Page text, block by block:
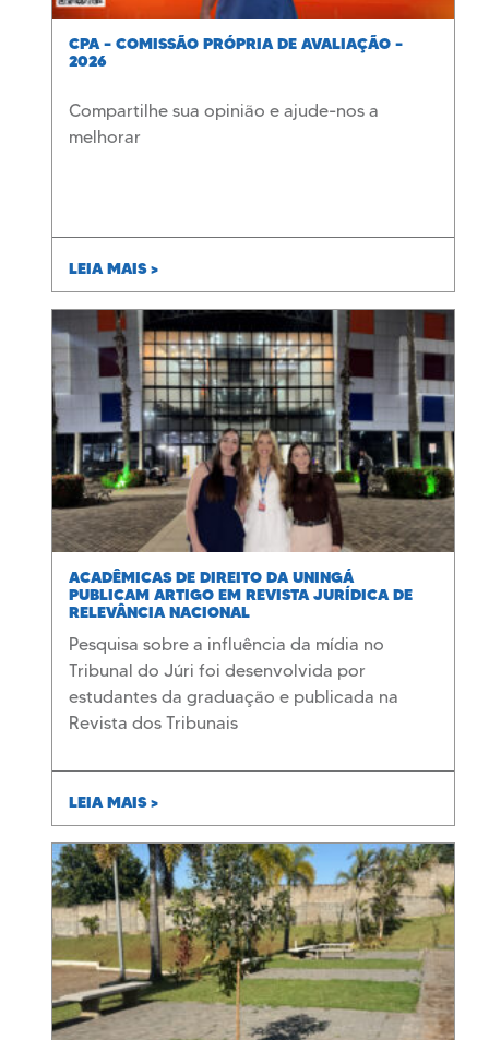
CPA – COMISSÃO PRÓPRIA DE AVALIAÇÃO –
2026
Compartilhe sua opinião e ajude-nos a
melhorar
LEIA MAIS >
ACADÊMICAS DE DIREITO DA UNINGÁ
PUBLICAM ARTIGO EM REVISTA JURÍDICA DE
RELEVÂNCIA NACIONAL
Pesquisa sobre a influência da mídia no
Tribunal do Júri foi desenvolvida por
estudantes da graduação e publicada na
Revista dos Tribunais
LEIA MAIS >